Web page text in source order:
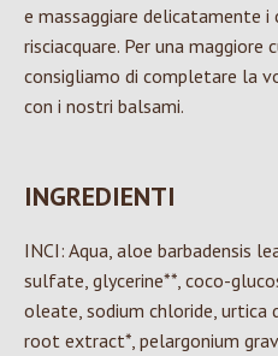
e massaggiare delicatamente i
risciacquare. Per una
consigliamo di completare la
con i nostri balsami.
INGREDIENTI
INCI: Aqua, aloe barbadensis
sulfate, glycerine**, coco-
oleate, sodium chloride, urtica
root extract*, pelargonium